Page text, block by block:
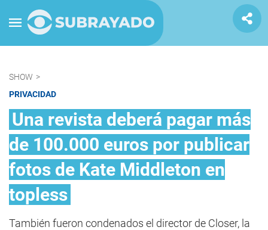
SHOW >
PRIVACIDAD
Una revista deberá pagar más
de 100.000 euros por publicar
fotos de Kate Middleton en
topless
También fueron condenados el director de Closer, la